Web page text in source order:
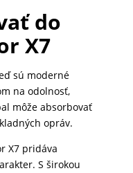
do
X7
sú moderné
na odolnosť,
môže absorbovať
opráv.
X7 pridáva
S širokou